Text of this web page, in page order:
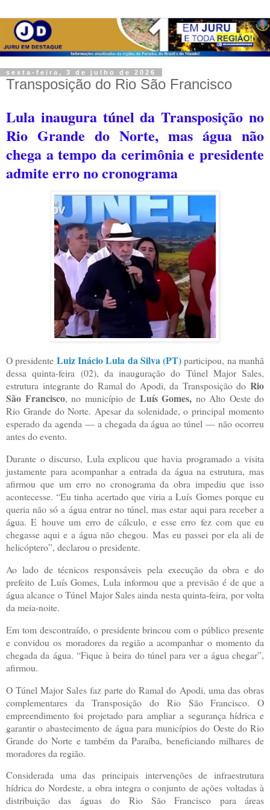
sexta-feira, 3 de julho de 2026
Transposição do Rio São Francisco
Lula inaugura túnel da Transposição no
Rio Grande do Norte, mas água não
chega a tempo da cerimônia e presidente
admite erro no cronograma
O presidente Luiz Inácio Lula da Silva (PT)participou, na manhã
dessa quinta-feira (02), da inauguração do Túnel Major Sales,
estrutura integrante do Ramal do Apodi, da Transposição do Rio
São Francisco, no município de Luís Gomes, no Alto Oeste do
Rio Grande do Norte. Apesar da solenidade, o principal momento
esperado da agenda — a chegada da água ao túnel — não ocorreu
antes do evento.
Durante o discurso, Lula explicou que havia programado a visita
justamente para acompanhar a entrada da água na estrutura, mas
afirmou que um erro no cronograma da obra impediu que isso
acontecesse. “Eu tinha acertado que viria a Luís Gomes porque eu
queria não só a água entrar no túnel, mas estar aqui para receber a
água. E houve um erro de cálculo, e esse erro fez com que eu
chegasse aqui e a água não chegou. Mas eu passei por ela ali de
helicóptero”, declarou o presidente.
Ao lado de técnicos responsáveis pela execução da obra e do
prefeito de Luís Gomes, Lula informou que a previsão é de que a
água alcance o Túnel Major Sales ainda nesta quinta-feira, por volta
da meia-noite.
Em tom descontraído, o presidente brincou com o público presente
e convidou os moradores da região a acompanhar o momento da
chegada da água. “Fique à beira do túnel para ver a água chegar”,
afirmou.
O Túnel Major Sales faz parte do Ramal do Apodi, uma das obras
complementares da Transposição do Rio São Francisco. O
empreendimento foi projetado para ampliar a segurança hídrica e
garantir o abastecimento de água para municípios do Oeste do Rio
Grande do Norte e também da Paraíba, beneficiando milhares de
moradores da região.
Considerada uma das principais intervenções de infraestrutura
hídrica do Nordeste, a obra integra o conjunto de ações voltadas à
distribuição das águas do Rio São Francisco para áreas